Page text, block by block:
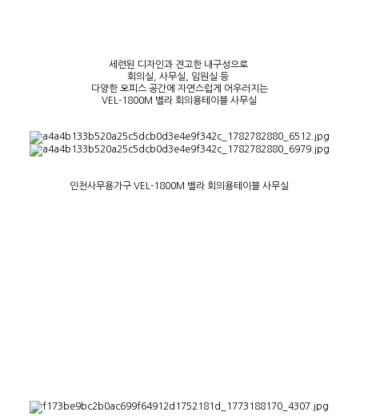
세련된 디자인과 견고한 내구성으로
회의실, 사무실, 임원실 등
다양한 오피스 공간에 자연스럽게 어우러지는
VEL-1800M 벨라 회의용테이블 사무실
인천사무용가구 VEL-1800M 벨라 회의용테이블 사무실